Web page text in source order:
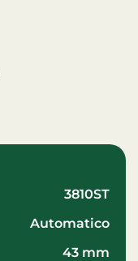
3810ST
automatico
43 mm